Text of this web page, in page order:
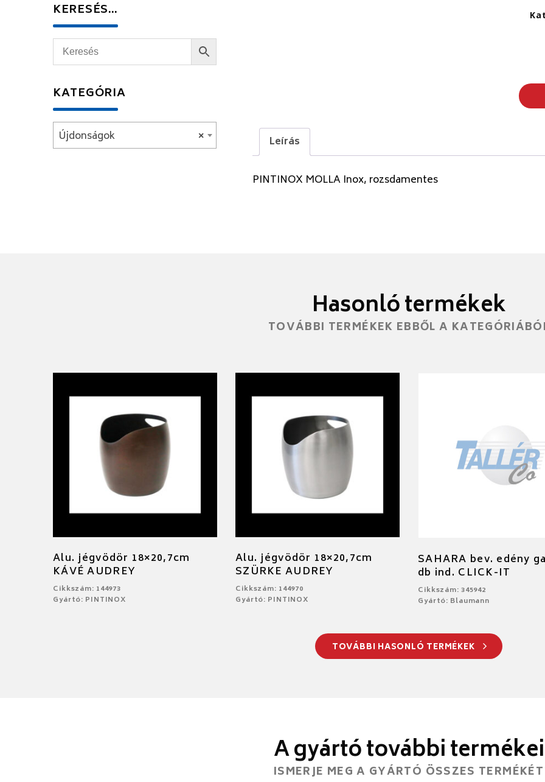
Leírás
PINTINOX MOLLA Inox, rozsdamentes
KERESÉS…
KATEGÓRIA
×
Újdonságok
Hasonló termékek
TOVÁBBI TERMÉKEK EBBŐL A
Alu. jégvödör 18×20,7cm
KÁVÉ AUDREY
Cikkszám: 144973
Gyártó: PINTINOX
Alu. jégvödör 18×20,7cm
SZÜRKE AUDREY
Cikkszám: 144970
Gyártó: PINTINOX
SAHARA bev. edény
db ind. CLICK-IT
Cikkszám: 345942
Gyártó: Blaumann
TOVÁBBI HASONLÓ TERMÉKEK
A gyártó további termékei
ISMERJE MEG A GYÁRTÓ ÖSSZES TERMÉKÉT